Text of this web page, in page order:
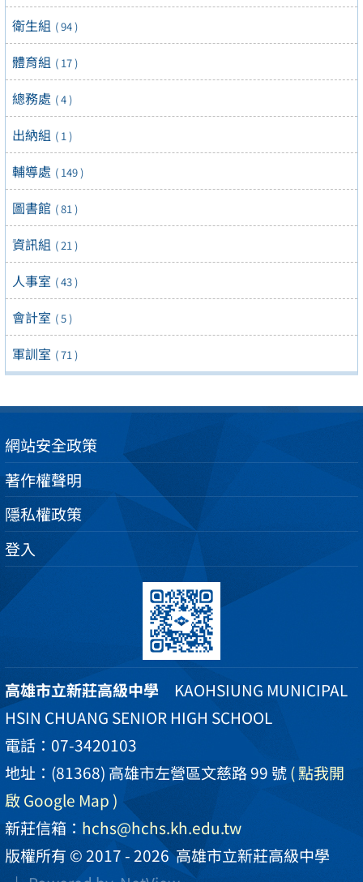
衛生組 ( 94 )
體育組 ( 17 )
總務處 ( 4 )
出納組 ( 1 )
輔導處 ( 149 )
圖書館 ( 81 )
資訊組 ( 21 )
人事室 ( 43 )
會計室 ( 5 )
軍訓室 ( 71 )
網站安全政策
著作權聲明
隱私權政策
登入
高雄市立新莊高級中學 KAOHSIUNG MUNICIPAL
HSIN CHUANG SENIOR HIGH SCHOOL
電話：07-3420103
地址：(81368) 高雄市左營區文慈路 99 號( 點我開
啟 Google Map )
新莊信箱： hchs@hchs.kh.edu.tw
版權所有 © 2017 - 2026高雄市立新莊高級中學